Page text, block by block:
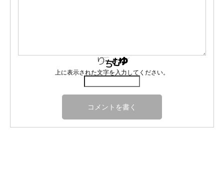
上に表示された文字を入力してください。